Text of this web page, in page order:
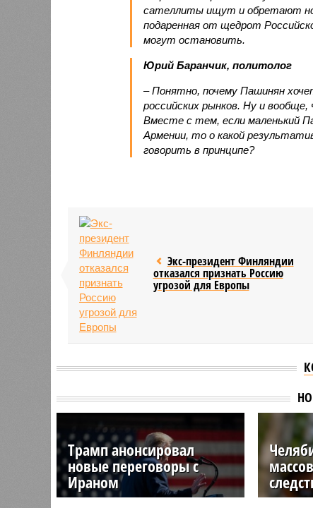
сателлиты ищут и обретают
подаренная от щедрот
могут остановить.
Юрий Баранчик, политолог
– Понятно, почему Пашинян
российских рынков. Ну и
Вместе с тем, если маленький
Армении, то о какой
говорить в принципе?
Экс-президент Финляндии
отказался признать Россию
угрозой для Европы
Трамп анонсировал
новые переговоры с
Ираном